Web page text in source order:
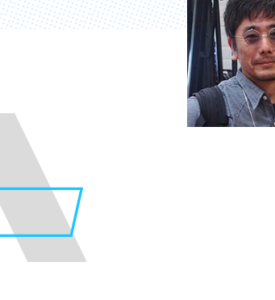
国際文化コース
国際日本学コース
デザイン学部